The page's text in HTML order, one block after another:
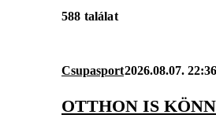
588 találat
Csupasport2026.08.07. 22:36
OTTHON IS